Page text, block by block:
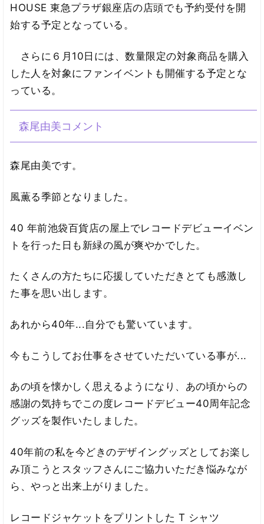
HOUSE 東急プラザ銀座店の店頭でも予約受付を開
始する予定となっている。
さらに６月10日には、数量限定の対象商品を購入
した人を対象にファンイベントも開催する予定とな
っている。
森尾由美コメント
森尾由美です。
風薫る季節となりました。
40 年前池袋百貨店の屋上でレコードデビューイベン
トを行った日も新緑の風が爽やかでした。
たくさんの方たちに応援していただきとても感激し
た事を思い出します。
あれから40年...自分でも驚いています。
今もこうしてお仕事をさせていただいている事が...
あの頃を懐かしく思えるようになり、あの頃からの
感謝の気持ちでこの度レコードデビュー40周年記念
グッズを製作いたしました。
40年前の私を今どきのデザイングッズとしてお楽し
み頂こうとスタッフさんにご協力いただき悩みなが
ら、やっと出来上がりました。
レコードジャケットをプリントした T シャツ